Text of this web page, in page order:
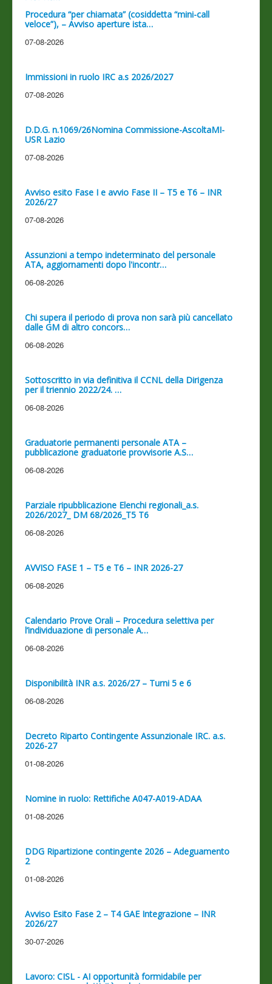
Procedura “per chiamata” (cosiddetta “mini-call
veloce”), – Avviso aperture ista…
07-08-2026
Immissioni in ruolo IRC a.s 2026/2027
07-08-2026
D.D.G. n.1069/26Nomina Commissione-AscoltaMI-
USR Lazio
07-08-2026
Avviso esito Fase I e avvio Fase II – T5 e T6 – INR
2026/27
07-08-2026
Assunzioni a tempo indeterminato del personale
ATA, aggiornamenti dopo l'incontr…
06-08-2026
Chi supera il periodo di prova non sarà più cancellato
dalle GM di altro concors…
06-08-2026
Sottoscritto in via definitiva il CCNL della Dirigenza
per il triennio 2022/24. …
06-08-2026
Graduatorie permanenti personale ATA –
pubblicazione graduatorie provvisorie A.S…
06-08-2026
Parziale ripubblicazione Elenchi regionali_a.s.
2026/2027_ DM 68/2026_T5 T6
06-08-2026
AVVISO FASE 1 – T5 e T6 – INR 2026-27
06-08-2026
Calendario Prove Orali – Procedura selettiva per
l’individuazione di personale A…
06-08-2026
Disponibilità INR a.s. 2026/27 – Turni 5 e 6
06-08-2026
Decreto Riparto Contingente Assunzionale IRC. a.s.
2026-27
01-08-2026
Nomine in ruolo: Rettifiche A047-A019-ADAA
01-08-2026
DDG Ripartizione contingente 2026 – Adeguamento
2
01-08-2026
Avviso Esito Fase 2 – T4 GAE Integrazione – INR
2026/27
30-07-2026
Lavoro: CISL - AI opportunità formidabile per